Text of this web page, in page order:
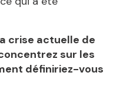
crise actuelle de
sur les
définiriez-vous